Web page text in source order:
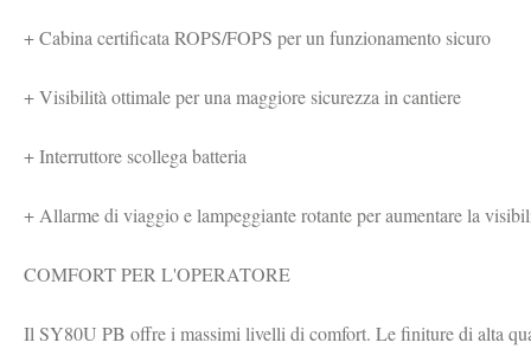
+ Cabina certificata ROPS/FOPS per un funzionamento sicuro
+ Visibilità ottimale per una maggiore sicurezza in cantiere
+ Interruttore scollega batteria
+ Allarme di viaggio e lampeggiante rotante per aumentare la
COMFORT PER L'OPERATORE
Il SY80U PB offre i massimi livelli di comfort. Le finiture di alta